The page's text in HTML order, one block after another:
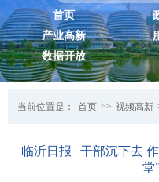
首页
产业高新
数据开放
当前位置是： 首页 >> 视频高新
临沂日报 | 干部沉下去
堂